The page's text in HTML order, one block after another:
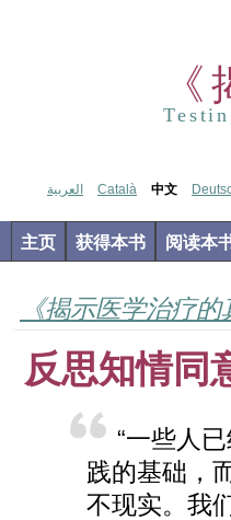
العربية Català 中文
主页 获得本书 阅读本
《揭示医学治疗的
反思知情同
“一些人
践的基础，
不现实。我